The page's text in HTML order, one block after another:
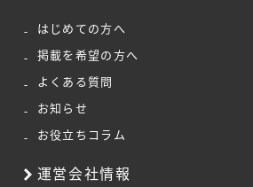
はじめての方へ
掲載を希望の方へ
よくある質問
お知らせ
お役立ちコラム
運営会社情報